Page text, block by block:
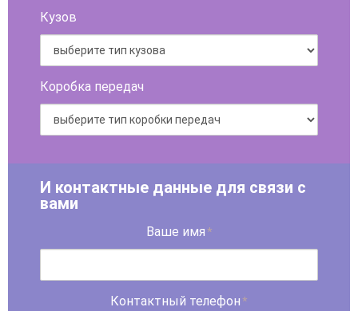
Кузов
Коробка передач
И контактные данные для связи с
вами
Ваше имя *
Контактный телефон *